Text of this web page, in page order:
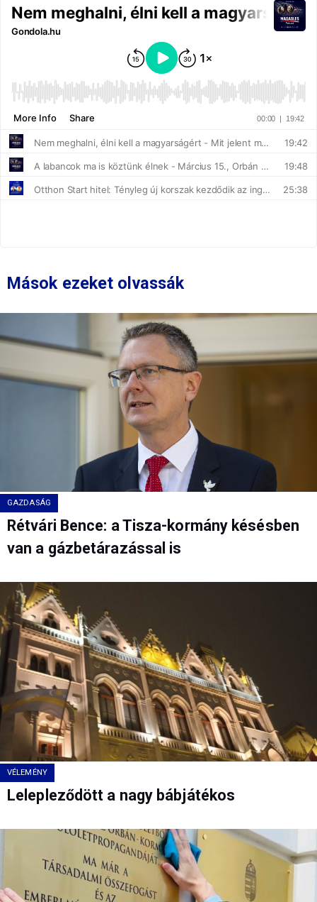
Mások ezeket olvassák
GAZDASÁG
Rétvári Bence: a Tisza-kormány késésben
van a gázbetárazással is
VÉLEMÉNY
Lelepleződött a nagy bábjátékos